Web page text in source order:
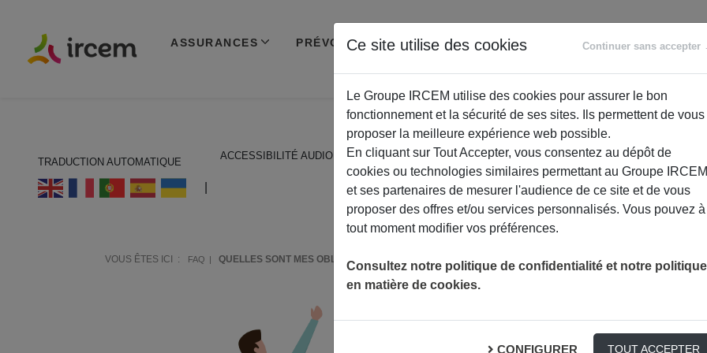
ASSURANCES PRÉVOYANCE RETRAITE
ACCOMPAGNEMENT
TRADUCTION AUTOMATIQUE
ACCESSIBILITÉ AUDIO
VOUS ÊTES ICI : FAQ QUELLES SONT MES OBLIGATIONS EN MATIÈRE DE PRÉVOYANCE COLLECTIVE ?
Comment vous aider ?
Ce site utilise des cookies Continuer sans accepter
Le Groupe IRCEM utilise des cookies pour assurer le bon
fonctionnement et la sécurité de ses sites. Ils permettent de vous
proposer la meilleure expérience web possible.
En cliquant sur Tout Accepter, vous consentez au dépôt de
cookies ou technologies similaires permettant au Groupe IRCEM
et ses partenaires de mesurer l'audience de ce site et de vous
proposer des offres et/ou services personnalisés. Vous pouvez à
tout moment modifier vos préférences.
Consultez notre politique de confidentialité et notre politique
en matière de cookies.
CONFIGURER TOUT ACCEPTER